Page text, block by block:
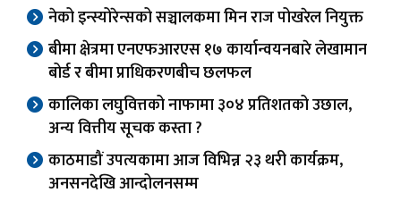
नेको इन्स्योरेन्सको सञ्चालकमा मिन राज पोखरेल नियुक्त
बीमा क्षेत्रमा एनएफआरएस १७ कार्यान्वयनबारे लेखामान
बोर्ड र बीमा प्राधिकरणबीच छलफल
कालिका लघुवित्तको नाफामा ३०४ प्रतिशतको उछाल,
अन्य वित्तीय सूचक कस्ता ?
काठमाडौं उपत्यकामा आज विभिन्न २३ थरी कार्यक्रम,
अनसनदेखि आन्दोलनसम्म